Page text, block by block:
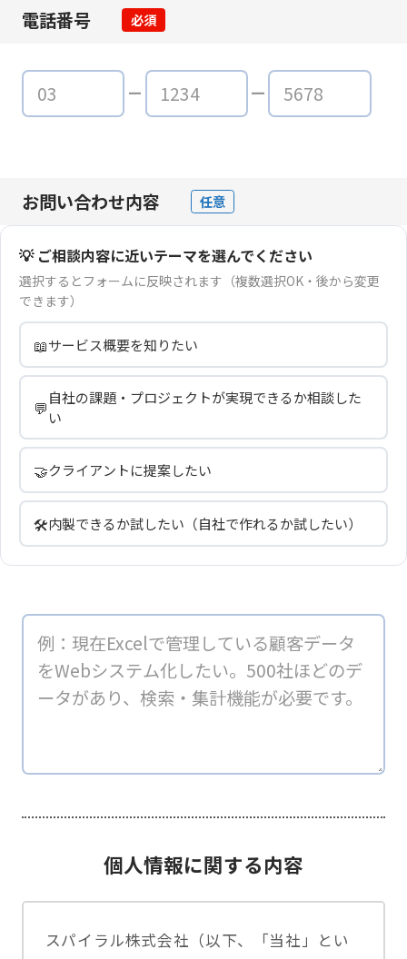
電話番号 必須
お問い合わせ内容 任意
💡 ご相談内容に近いテーマを選んでください
選択するとフォームに反映されます（複数選択OK・後から変更
できます）
📖サービス概要を知りたい
💬自社の課題・プロジェクトが実現できるか相談した
い
🤝クライアントに提案したい
🛠️内製できるか試したい（自社で作れるか試したい）
個人情報に関する内容
スパイラル株式会社（以下、「当社」とい